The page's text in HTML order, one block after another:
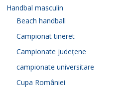
Handbal masculin
Beach handball
Campionat tineret
Campionate județene
campionate universitare
Cupa României